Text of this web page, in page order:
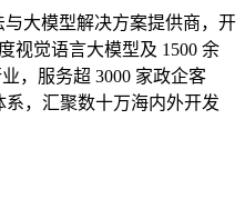
大模型解决方案提供商，开
视觉语言大模型及 1500 余
，服务超 3000 家政企客
，汇聚数十万海内外开发